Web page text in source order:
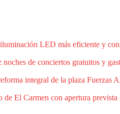
iluminación LED más eficiente y
de conciertos gratuitos y
integral de la plaza Fuerzas
El Carmen con apertura prevista